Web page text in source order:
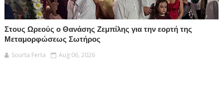
Στους Ωρεούς ο Θανάσης Ζεμπίλης για την εορτή της
Μεταμορφώσεως Σωτήρος
Sourta Ferta
Aug 06, 2026